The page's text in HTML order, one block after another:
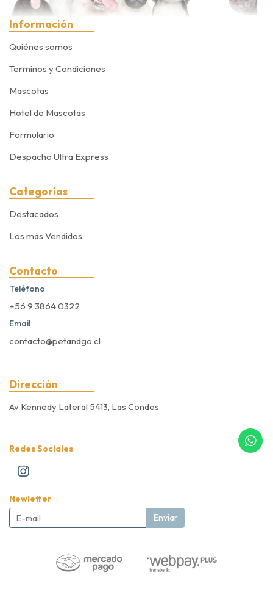
Información
Quiénes somos
Terminos y Condiciones
Mascotas
Hotel de Mascotas
Formulario
Despacho Ultra Express
Categorías
Destacados
Los más Vendidos
Contacto
Teléfono
+56 9 3864 0322
Email
contacto@petandgo.cl
Dirección
Av Kennedy Lateral 5413, Las Condes
Redes Sociales
Newletter
Enviar